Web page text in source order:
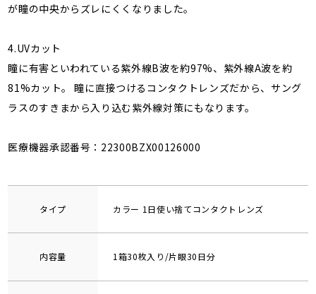
が瞳の中央からズレにくくなりました。
4.UVカット
瞳に有害といわれている紫外線B波を約97%、紫外線A波を約
81%カット。 瞳に直接つけるコンタクトレンズだから、サング
ラスのすきまから入り込む紫外線対策にもなります。
医療機器承認番号：22300BZX00126000
タイプ カラー 1日使い捨てコンタクトレンズ
内容量 1箱30枚入り/片眼30日分